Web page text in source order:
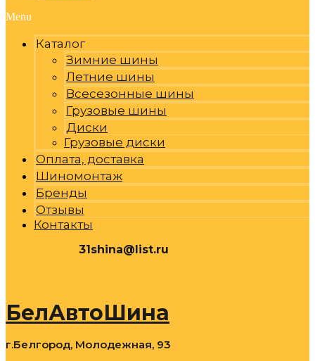
Menu
Каталог
Зимние шины
Летние шины
Всесезонные шины
Грузовые шины
Диски
Грузовые диски
Оплата, доставка
Шиномонтаж
Бренды
Отзывы
Контакты
31shina@list.ru
БелАвтоШина
г.Белгород, Молодежная, 93